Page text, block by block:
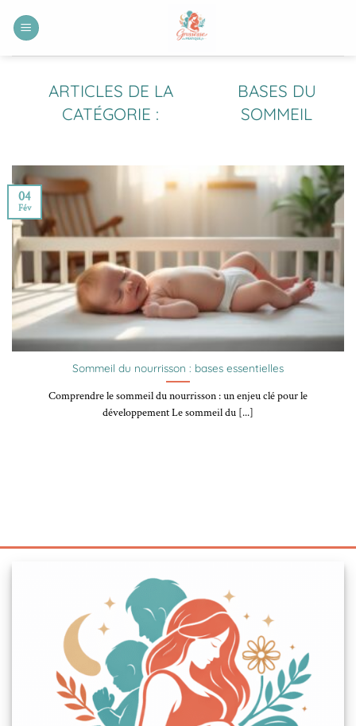
BASES DU
SOMMEIL
Sommeil du nourrisson : bases essentielles
Comprendre le sommeil du nourrisson : un enjeu clé pour le
développement Le sommeil du [...]
04
Fév